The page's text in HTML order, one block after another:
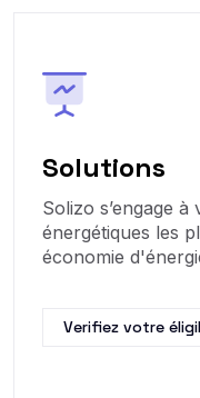
Solutions
Solizo s’engage
énergétiques les
économie
Verifiez votre